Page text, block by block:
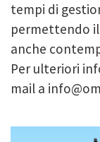
tempi di
permettendo
anche
Per ulteriori
mail a